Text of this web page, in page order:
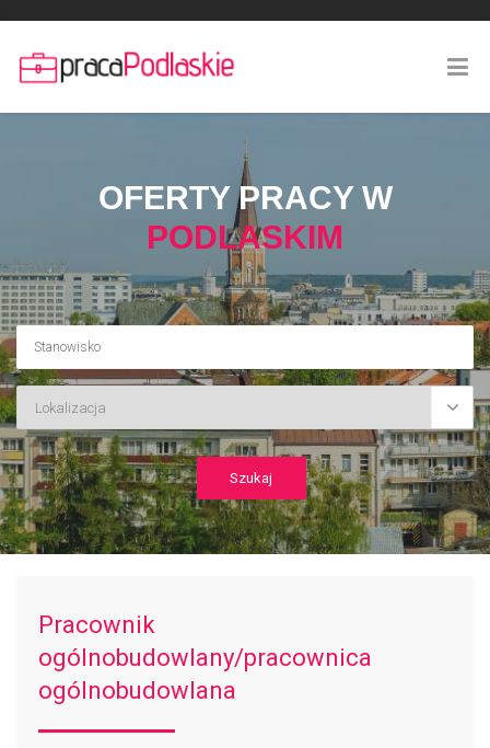
OFERTY PRACY W
PODLASKIM

Pracownik
ogólnobudowlany/pracownica
ogólnobudowlana